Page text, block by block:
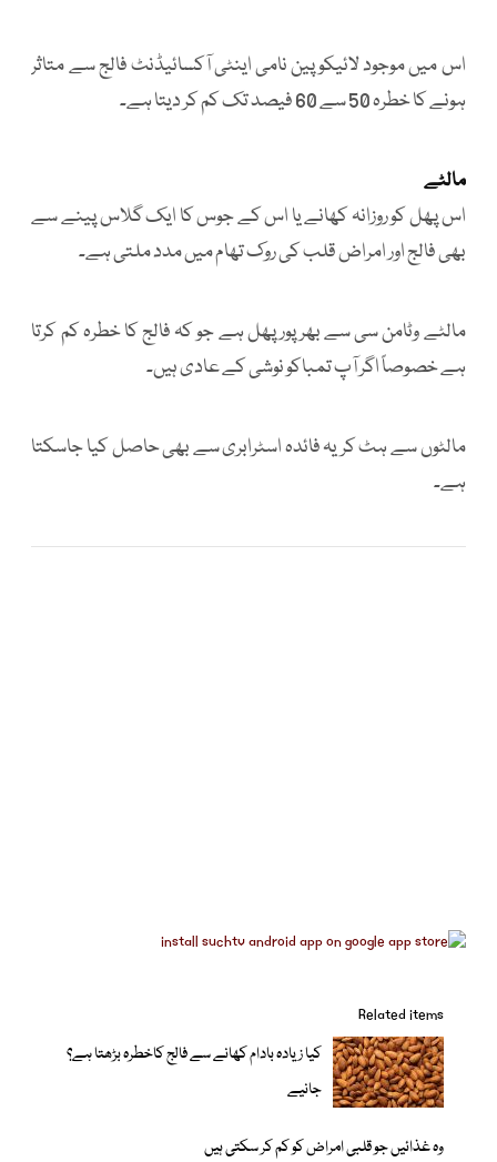
اس میں موجود لائیکوپین نامی اینٹی آکسائیڈنٹ فالج سے متاثر
ہونے کا خطرہ 50 سے 60 فیصد تک کم کر دیتا ہے۔
مالٹے
اس پھل کو روزانہ کھانے یا اس کے جوس کا ایک گلاس پینے سے
بھی فالج اور امراض قلب کی روک تھام میں مدد ملتی ہے۔
مالٹے وٹامن سی سے بھرپور پھل ہے جو کہ فالج کا خطرہ کم کرتا
ہے خصوصاً اگر آپ تمباکو نوشی کے عادی ہیں۔
مالٹوں سے ہٹ کر یہ فائدہ اسٹرابری سے بھی حاصل کیا جاسکتا
ہے۔
Related items
کیا زیادہ بادام کھانے سے فالج کاخطرہ بڑھتا ہے؟
جانیے
وہ غذائیں جو قلبی امراض کو کم کر سکتی ہیں